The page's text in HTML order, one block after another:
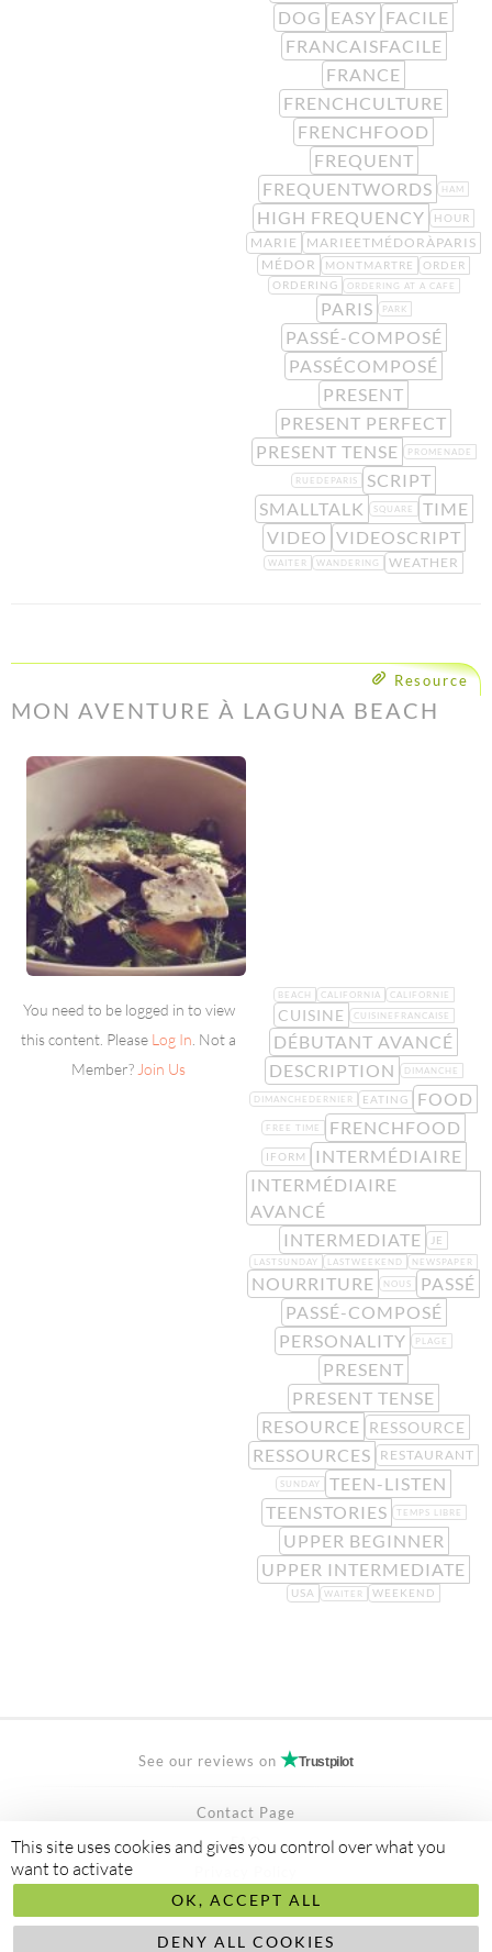
DOG EASY FACILE
FRANCAISFACILE
FRANCE
FRENCHCULTURE
FRENCHFOOD
FREQUENT
FREQUENTWORDS
HAM
HIGH FREQUENCY HOUR
MARIE
MARIEETMÉDORÀPARIS
MÉDOR
MONTMARTRE
ORDER
ORDERING
ORDERING AT A CAFE
PARIS PARK
PASSÉ-COMPOSÉ
PASSÉCOMPOSÉ
PRESENT
PRESENT PERFECT
PRESENT TENSE
PROMENADE
RUEDEPARIS
SCRIPT
SMALLTALK
SQUARE
TIME
VIDEO VIDEOSCRIPT
WAITER WANDERING WEATHER
Resource
MON AVENTURE À LAGUNA BEACH
You need to be logged in to view
this content. Please Log In . Not a
Member? Join Us
BEACH CALIFORNIA CALIFORNIE
CUISINE CUISINEFRANCAISE
DÉBUTANT AVANCÉ
DESCRIPTION
DIMANCHE
DIMANCHEDERNIER EATING FOOD
FREE TIME FRENCHFOOD
IFORM
INTERMÉDIAIRE
INTERMÉDIAIRE
AVANCÉ
INTERMEDIATE
JE
LASTSUNDAY LASTWEEKEND NEWSPAPER
NOURRITURE NOUS
PASSÉ
PASSÉ-COMPOSÉ
PERSONALITY
PLAGE
PRESENT
PRESENT TENSE
RESOURCE RESSOURCE
RESSOURCES RESTAURANT
SUNDAY
TEEN-LISTEN
TEENSTORIES
TEMPS LIBRE
UPPER BEGINNER
UPPER INTERMEDIATE
USA WAITER WEEKEND
See our reviews on Trustpilot
Contact Page
FAQ
Secured Payment bystripe
Made toabis ltd
This site uses cookies and gives you control over what you
want to activate
OK, ACCEPT ALL
DENY ALL COOKIES